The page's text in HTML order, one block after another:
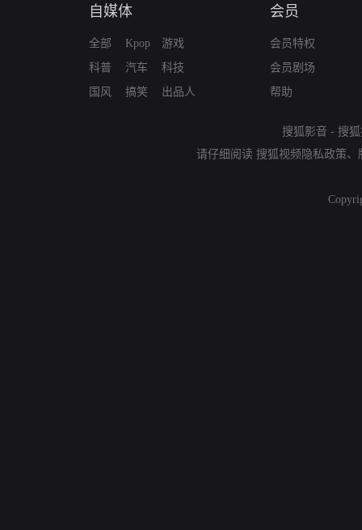
自媒体
全部
科普
国风
Kpop
汽车
搞笑
游戏
科技
出品人
会员
会员特权
会员剧场
帮助
搜狐影音 - 搜
请仔细阅读 搜狐视频隐私政策、